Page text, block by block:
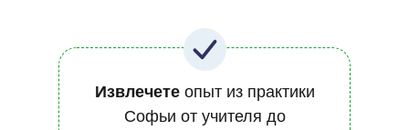
Извлечетеопыт из практики
Софьи от учителя до